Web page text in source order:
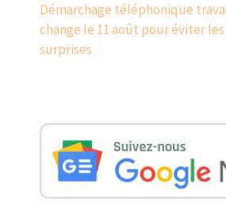
Démarchage téléphonique
change le 11 août pour éviter
surprises